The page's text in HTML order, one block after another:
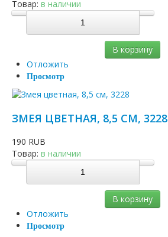
Товар: в наличии
В корзину
Отложить
Просмотр
ЗМЕЯ ЦВЕТНАЯ, 8,5 СМ, 3228
190 RUB
Товар: в наличии
В корзину
Отложить
Просмотр
ЗАЙЦЫ-КОПИЛКИ, ЗАЙЦЫ-ШТОФЫ
ДРАКОНЧИКИ С ЦВЕТНОЙ РОСПИСЬЮ
ФИГУРКИ ЗМЕИ ГЖЕЛЬ
ЗМЕЙКИ С ЦВЕТНОЙ РОСПИСЬЮ